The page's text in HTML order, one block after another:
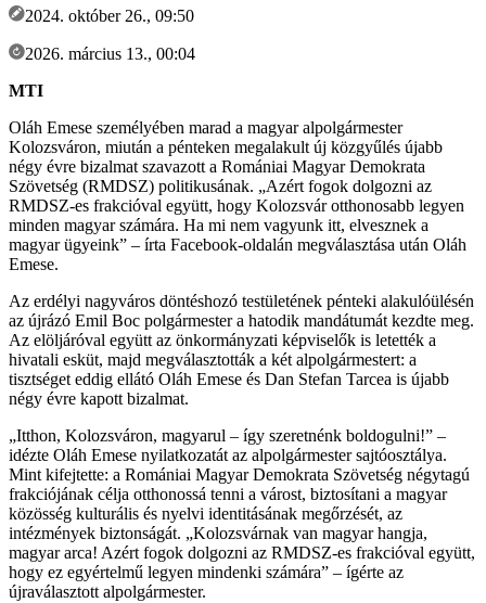
2024. október 26., 09:50
2026. március 13., 00:04
MTI
Oláh Emese személyében marad a magyar alpolgármester
Kolozsváron, miután a pénteken megalakult új közgyűlés újabb
négy évre bizalmat szavazott a Romániai Magyar Demokrata
Szövetség (RMDSZ) politikusának. „Azért fogok dolgozni az
RMDSZ-es frakcióval együtt, hogy Kolozsvár otthonosabb legyen
minden magyar számára. Ha mi nem vagyunk itt, elvesznek a
magyar ügyeink” – írta Facebook-oldalán megválasztása után Oláh
Emese.
Az erdélyi nagyváros döntéshozó testületének pénteki alakulóülésén
az újrázó Emil Boc polgármester a hatodik mandátumát kezdte meg.
Az elöljáróval együtt az önkormányzati képviselők is letették a
hivatali esküt, majd megválasztották a két alpolgármestert: a
tisztséget eddig ellátó Oláh Emese és Dan Stefan Tarcea is újabb
négy évre kapott bizalmat.
„Itthon, Kolozsváron, magyarul – így szeretnénk boldogulni!” –
idézte Oláh Emese nyilatkozatát az alpolgármester sajtóosztálya.
Mint kifejtette: a Romániai Magyar Demokrata Szövetség négytagú
frakciójának célja otthonossá tenni a várost, biztosítani a magyar
közösség kulturális és nyelvi identitásának megőrzését, az
intézmények biztonságát. „Kolozsvárnak van magyar hangja,
magyar arca! Azért fogok dolgozni az RMDSZ-es frakcióval együtt,
hogy ez egyértelmű legyen mindenki számára” – ígérte az
újraválasztott alpolgármester.